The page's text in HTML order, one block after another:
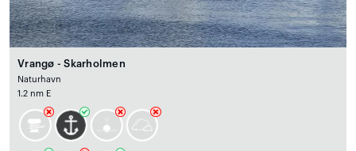
Vrangø - Skarholmen
Naturhavn
1.2 nm E